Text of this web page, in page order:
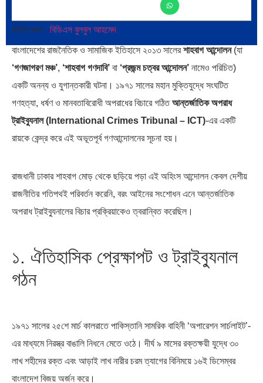
ব্রাজিল ও আর্জেন্টিনার কালো অধ্যায়:…
পূর্ব ইউরোপ বনাম তুরস্ক: শত… পৃথিবীতে বর্তমানে মোট দেশের সংখ্যা…
এশিয়ান সেঞ্চুরির দ্বৈরথ: চীন-ভারতের
বৈশ্বিক…
পাকিস্তান, চীন ও বাংলাদেশ: তিন…
প্রতিবেদক: বিডিএস বুলবুল আহমেদ
বাংলাদেশের রাজনৈতিক ও সামাজিক ইতিহাসে ২০১৩ সালেরশাহবাগ আন্দোলন(যা
‘গণজাগরণ মঞ্চ’, ‘শাহবাগ গণদাবি’ বা ‘প্রজন্ম চত্বর আন্দোলন’ নামেও পরিচিত)
একটি অনন্য ও যুগান্তকারী ঘটনা। ১৯৭১ সালের মহান মুক্তিযুদ্ধে সংঘটিত
গণহত্যা, ধর্ষণ ও মানবতাবিরোধী অপরাধের বিচারে গঠিতআন্তর্জাতিক অপরাধ
ট্রাইব্যুনাল (International Crimes Tribunal – ICT)-এর একটি
রায়কে কেন্দ্র করে এই অভূতপূর্ব গণআন্দোলনের সূচনা হয়।
রাজধানী ঢাকার শাহবাগ মোড় থেকে ছড়িয়ে পড়া এই অহিংস আন্দোলন কেবল দেশীয়
রাজনীতির গতিপথই পরিবর্তন করেনি, বরং আইনের সংশোধন এনে আন্তর্জাতিক
অপরাধ ট্রাইব্যুনালের বিচার প্রক্রিয়াকেও ত্বরান্বিত করেছিল।
১. ঐতিহাসিক প্রেক্ষাপট ও ট্রাইব্যুনাল
গঠন
১৯৭১ সালের ২৫শে মার্চ কালরাতে পাকিস্তানি সামরিক বাহিনী ‘অপারেশন সার্চলাইট’-
এর মাধ্যমে নিরস্ত্র বাঙালি নিধনে মেতে ওঠে। দীর্ঘ ৯ মাসের রক্তক্ষয়ী যুদ্ধে ৩০
লাখ শহীদের রক্ত এবং আড়াই লাখ নারীর চরম ত্যাগের বিনিময়ে ১৬ই ডিসেম্বর
বাংলাদেশ বিজয় অর্জন করে।